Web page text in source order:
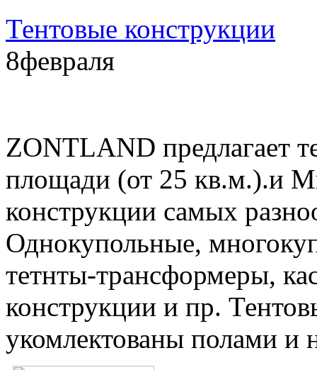
Тентовые конструкции
8февраля
ZONTLAND предлагает
площади (от 25 кв.м.).и
конструкции самых
Однокупольные,
тетнты-трансформеры,
конструкции и пр.
укомлектованы полами и